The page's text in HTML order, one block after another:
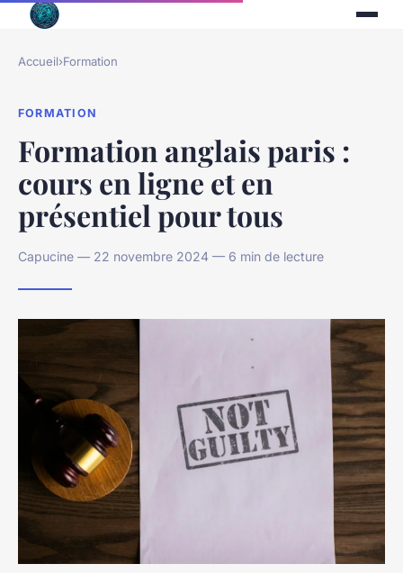
Accueil›Formation
FORMATION
Formation anglais paris :
cours en ligne et en
présentiel pour tous
Capucine — 22 novembre 2024 — 6 min de lecture